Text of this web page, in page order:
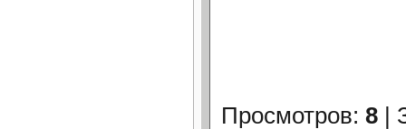
Просмотров: 8 |